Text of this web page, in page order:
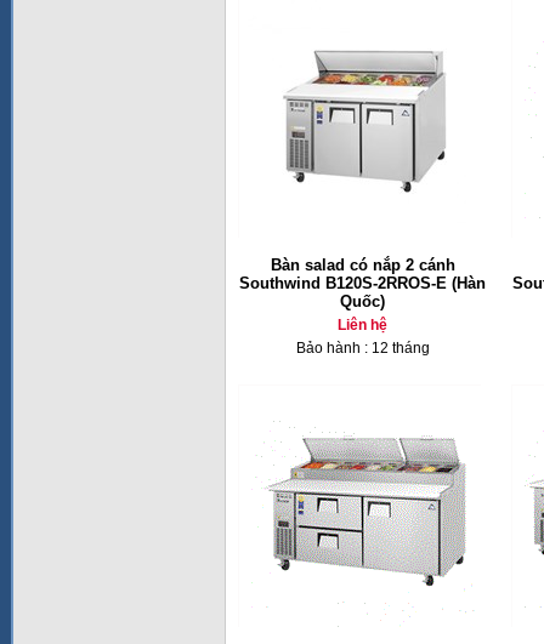
Bàn salad có nắp 2 cánh
Southwind B120S-2RROS-E (Hàn
Quốc)
Liên hệ
Bảo hành : 12 tháng